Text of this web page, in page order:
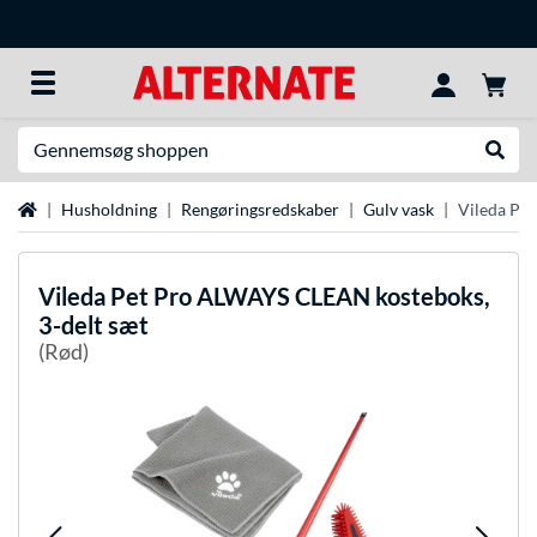
StartsideHusholdning Rengøringsredskaber Gulv vask Vileda
Vileda Pet Pro ALWAYS CLEAN kosteboks,
3-delt sæt
(Rød)